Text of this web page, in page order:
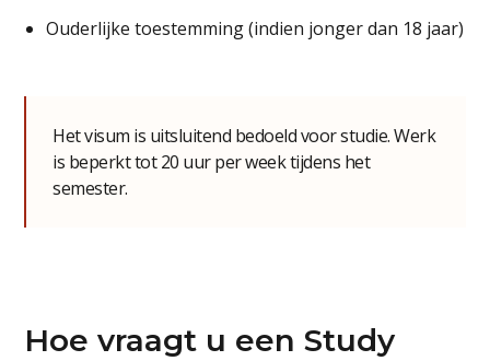
Ouderlijke toestemming (indien jonger dan 18 jaar)
Het visum is uitsluitend bedoeld voor studie. Werk
is beperkt tot 20 uur per week tijdens het
semester.
Hoe vraagt u een Study